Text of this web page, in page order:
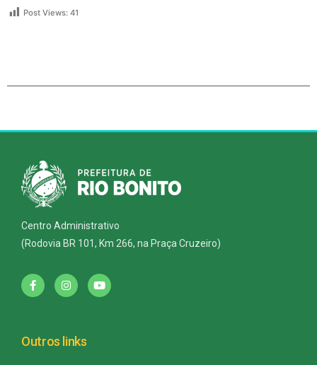
Post Views: 41
Centro Administrativo
(Rodovia BR 101, Km 266, na Praça Cruzeiro)
Outros links